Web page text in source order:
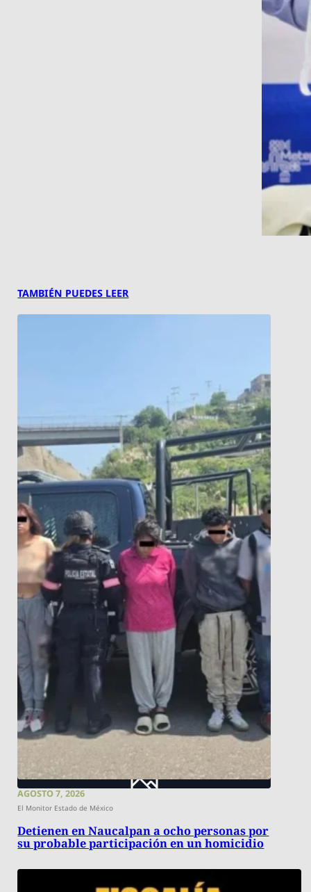
TAMBIÉN PUEDES LEER
AGOSTO 7, 2026
El Monitor Estado de México
Detienen en Naucalpan a ocho personas por
su probable participación en un homicidio